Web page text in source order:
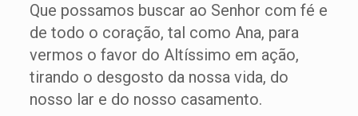
Que possamos buscar ao Senhor com fé e
de todo o coração, tal como Ana, para
vermos o favor do Altíssimo em ação,
tirando o desgosto da nossa vida, do
nosso lar e do nosso casamento.